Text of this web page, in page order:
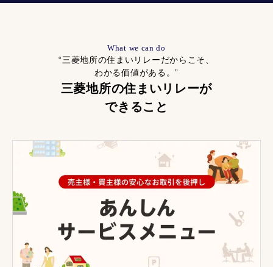
What we can do
“三菱地所の住まいリレーだからこそ、
わかる価値がある。”
三菱地所の住まいリレーが
できること